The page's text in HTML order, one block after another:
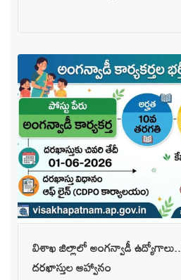
విశాఖ జిల్లాలో అంగన్వాడీ
దరఖాస్తుల ఆహ్వానం